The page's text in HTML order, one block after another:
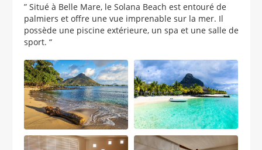
” Situé à Belle Mare, le Solana Beach est entouré de
palmiers et offre une vue imprenable sur la mer. Il
possède une piscine extérieure, un spa et une salle de
sport. “